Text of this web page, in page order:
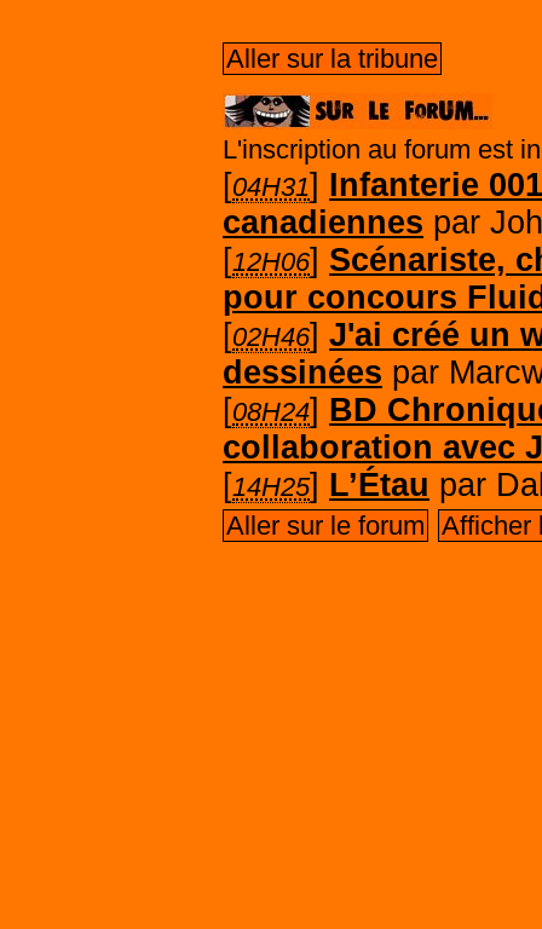
Aller sur la tribune
L'inscription au forum est
[04H31] Infanterie
canadiennes par
[12H06] Scénariste,
pour concours
[02H46] J'ai créé un
dessinées par
[08H24] BD
collaboration avec
[14H25] L’Étau par
Aller sur le forum Afficher